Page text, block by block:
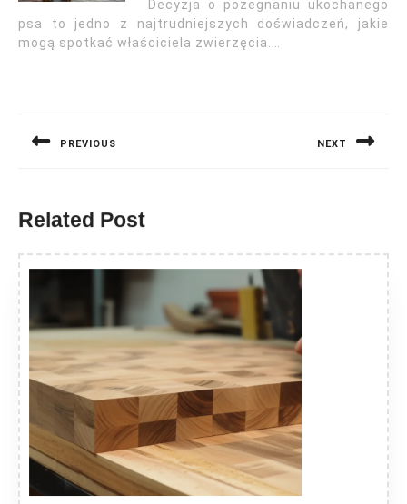
Decyzja o pożegnaniu ukochanego
psa to jedno z najtrudniejszych doświadczeń, jakie
mogą spotkać właściciela zwierzęcia.…
PREVIOUS NEXT
Related Post